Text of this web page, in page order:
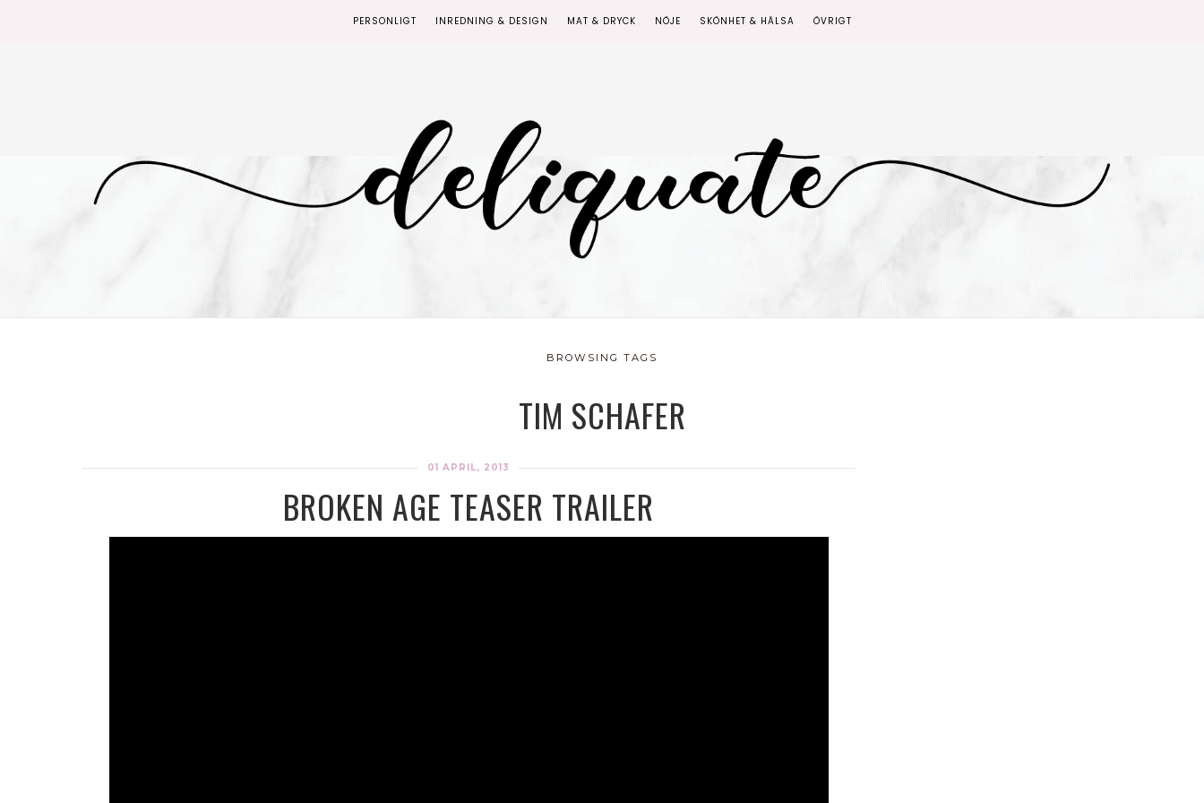
PERSONLIGT INREDNING & DESIGN MAT & DRYCK NÖJE SKÖNHET & HÄLSA ÖVRIGT
BROWSING TAGS
TIM SCHAFER
01 APRIL, 2013
BROKEN AGE TEASER TRAILER